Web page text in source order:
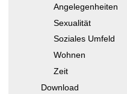
Angelegenheiten
Sexualität
Soziales Umfeld
Wohnen
Zeit
Download